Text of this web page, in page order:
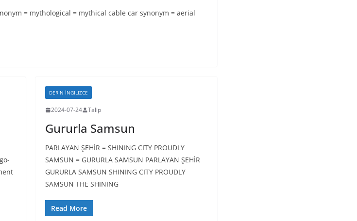
= mythological = mythical cable car synonym = aerial
DERIN İNGILIZCE
2024-07-24 Talip
Gururla Samsun
PARLAYAN ŞEHİR = SHINING CITY PROUDLY
SAMSUN = GURURLA SAMSUN PARLAYAN ŞEHİR
GURURLA SAMSUN SHINING CITY PROUDLY
SAMSUN THE SHINING
Read More